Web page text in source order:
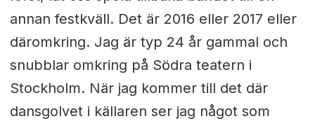
annan festkväll. Det är 2016 eller 2017 eller
däromkring. Jag är typ 24 år gammal och
snubblar omkring på Södra teatern i
Stockholm. När jag kommer till det där
dansgolvet i källaren ser jag något som